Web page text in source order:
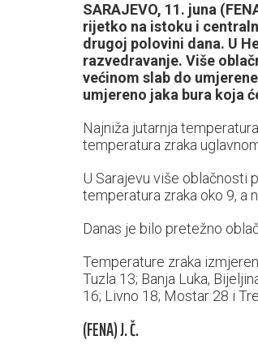
SARAJEVO, 11. juna
rijetko na istoku i
drugoj polovini dana. U
razvedravanje. Više
većinom slab do
umjereno jaka bura koja
Najniža jutarnja
temperatura zraka
U Sarajevu više oblačnosti
temperatura zraka oko 9, a
Danas je bilo pretežno
Temperature zraka
Tuzla 13; Banja Luka,
16; Livno 18; Mostar 28 i
(FENA) J. Č.